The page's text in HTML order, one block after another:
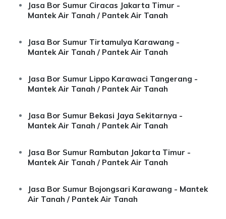
Jasa Bor Sumur Ciracas Jakarta Timur -
Mantek Air Tanah / Pantek Air Tanah
Jasa Bor Sumur Tirtamulya Karawang -
Mantek Air Tanah / Pantek Air Tanah
Jasa Bor Sumur Lippo Karawaci Tangerang -
Mantek Air Tanah / Pantek Air Tanah
Jasa Bor Sumur Bekasi Jaya Sekitarnya -
Mantek Air Tanah / Pantek Air Tanah
Jasa Bor Sumur Rambutan Jakarta Timur -
Mantek Air Tanah / Pantek Air Tanah
Jasa Bor Sumur Bojongsari Karawang - Mantek
Air Tanah / Pantek Air Tanah